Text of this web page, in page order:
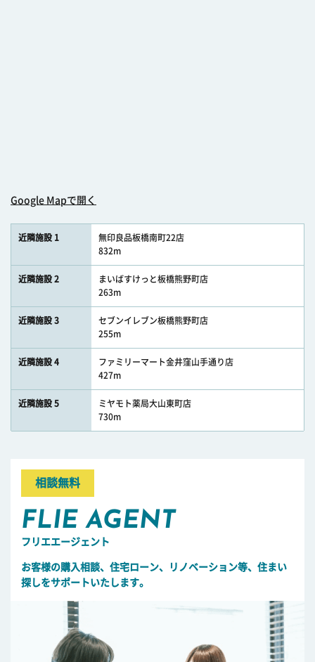
Google Mapで開く
近隣施設 1
無印良品板橋南町22店
832m
近隣施設 2
まいばすけっと板橋熊野町店
263m
近隣施設 3
セブンイレブン板橋熊野町店
255m
近隣施設 4
ファミリーマート金井窪山手通り店
427m
近隣施設 5
ミヤモト薬局大山東町店
730m
相談無料
FLIE AGENT
フリエエージェント
お客様の購入相談、住宅ローン、リノベーション等、住まい
探しをサポートいたします。